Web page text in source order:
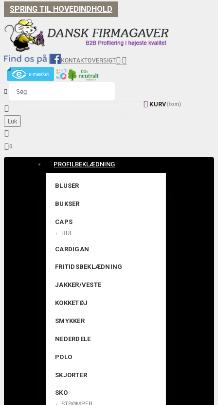
SPRING TIL HOVEDINDHOLD
KONTAKTOVERSIGT


Luk
 KURV(tom)

0
PROFILBEKLÆDNING
BLUSER
BUKSER
CAPS
HUE
CARDIGAN
FRITIDSBEKLÆDNING
JAKKER/VESTE
KOKKETØJ
SMYKKER
NEDERDELE
POLO
SKJORTER
SKO